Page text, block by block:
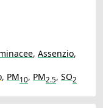
, Assenzio,
, PM10, PM2.5, SO2